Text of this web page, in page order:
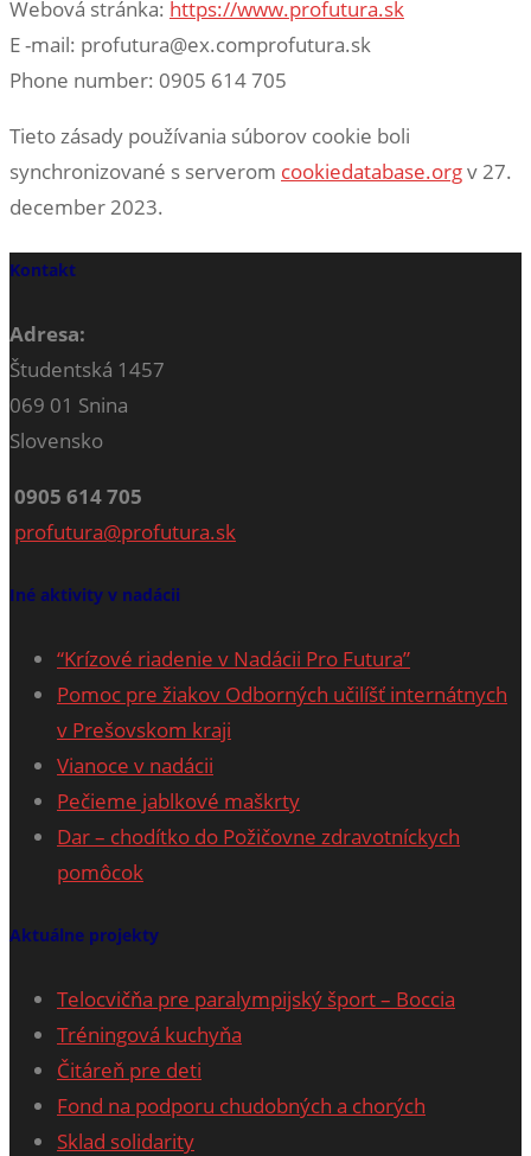
Webová stránka: https://www.profutura.sk
E -mail: profutura@ex.comprofutura.sk
Phone number: 0905 614 705
Tieto zásady používania súborov cookie boli
synchronizované s serverom cookiedatabase.orgv 27.
december 2023.
Kontakt
Adresa:
Študentská 1457
069 01 Snina
Slovensko
0905 614 705
profutura@profutura.sk
Iné aktivity v nadácii
“Krízové riadenie v Nadácii Pro Futura”
Pomoc pre žiakov Odborných učilíšť internátnych
v Prešovskom kraji
Vianoce v nadácii
Pečieme jablkové maškrty
Dar – chodítko do Požičovne zdravotníckych
pomôcok
Aktuálne projekty
Telocvičňa pre paralympijský šport – Boccia
Tréningová kuchyňa
Čitáreň pre deti
Fond na podporu chudobných a chorých
Sklad solidarity